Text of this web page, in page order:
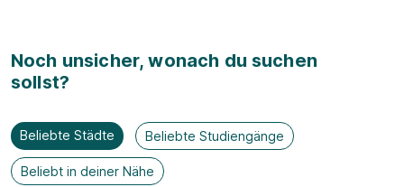
Noch unsicher, wonach du suchen
sollst?
Beliebte Städte Beliebte Studiengänge
Beliebt in deiner Nähe